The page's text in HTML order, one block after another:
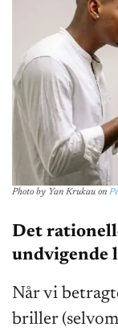
Photo by Yan Krukau on
Det
undvigende
Når vi
briller